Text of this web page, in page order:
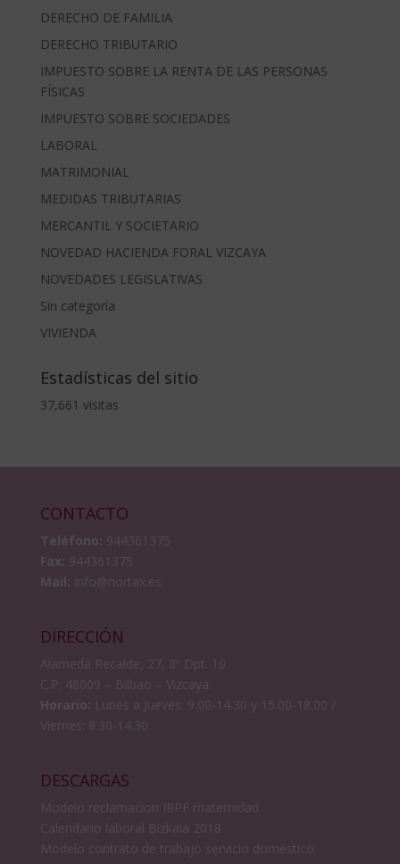
DERECHO DE FAMILIA
DERECHO TRIBUTARIO
IMPUESTO SOBRE LA RENTA DE LAS PERSONAS
FÍSICAS
IMPUESTO SOBRE SOCIEDADES
LABORAL
MATRIMONIAL
MEDIDAS TRIBUTARIAS
MERCANTIL Y SOCIETARIO
NOVEDAD HACIENDA FORAL VIZCAYA
NOVEDADES LEGISLATIVAS
Sin categoría
VIVIENDA
Estadísticas del sitio
37,661 visitas
CONTACTO
Teléfono: 944361375
Fax: 944361375
Mail: info@nortax.es
DIRECCIÓN
Alameda Recalde, 27, 8º Dpt. 10
C.P. 48009 – Bilbao – Vizcaya.
Horario: Lunes a Jueves: 9.00-14.30 y 15.00-18.00 /
Viernes: 8.30-14.30
DESCARGAS
Modelo reclamacion IRPF maternidad
Calendario laboral Bizkaia 2018
Modelo contrato de trabajo servicio doméstico